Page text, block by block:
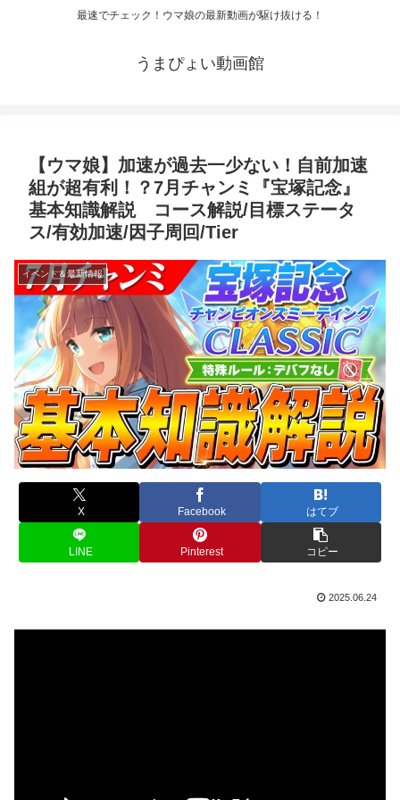
最速でチェック！ウマ娘の最新動画が駆け抜ける！
うまぴょい動画館
【ウマ娘】加速が過去一少ない！自前加速
組が超有利！？7月チャンミ『宝塚記念』
基本知識解説 コース解説/目標ステータ
ス/有効加速/因子周回/Tier
イベント＆最新情報
X Facebook はてブ
LINE Pinterest コピー
2025.06.24